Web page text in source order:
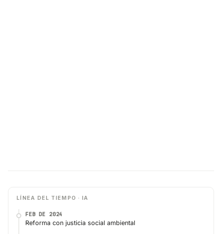
LÍNEA DEL TIEMPO · IA
FEB DE 2024
Reforma con justicia social ambiental